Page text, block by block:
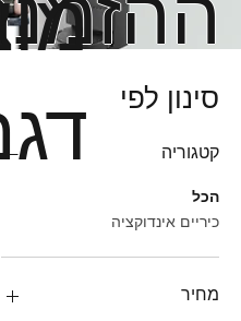
סינון לפי
קטגוריה
הכל
כיריים אינדוקציה
מחיר